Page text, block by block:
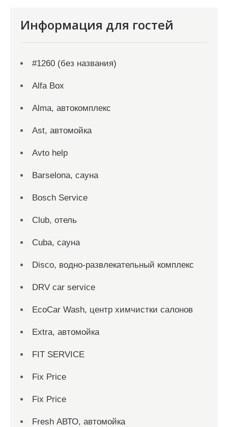
Информация для гостей
#1260 (без названия)
Alfa Box
Alma, автокомплекс
Ast, автомойка
Avto help
Barselona, сауна
Bosch Service
Club, отель
Cuba, сауна
Disco, водно-развлекательный комплекс
DRV car service
EcoCar Wash, центр химчистки салонов
Extra, автомойка
FIT SERVICE
Fix Price
Fix Price
Fresh АВТО, автомойка